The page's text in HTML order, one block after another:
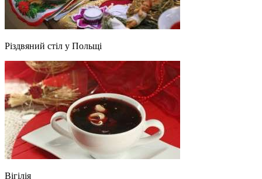
Різдвяний стіл у Польщі
Вігілія